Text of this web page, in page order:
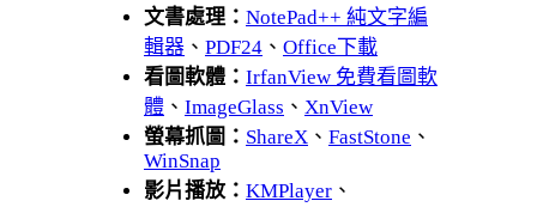
文書處理： NotePad++ 純文字編
輯器 、 PDF24 、 Office下載
看圖軟體： IrfanView 免費看圖軟
體 、 ImageGlass 、 XnView
螢幕抓圖： ShareX 、 FastStone 、
WinSnap
影片播放： KMPlayer 、